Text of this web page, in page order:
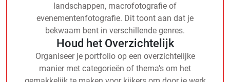
landschappen, macrofotografie of
evenementenfotografie. Dit toont aan dat je
bekwaam bent in verschillende genres.
Houd het Overzichtelijk
Organiseer je portfolio op een overzichtelijke
manier met categorieën of thema’s om het